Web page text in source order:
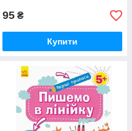
95 ₴
Купити